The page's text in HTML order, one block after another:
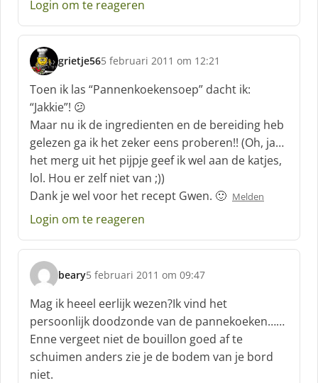
f
:
Login om te reageren
grietje56
s
c
h
r
e
e
f
:
5 februari 2011 om 12:21
Toen ik las “Pannenkoekensoep” dacht ik:
“Jakkie”! 😕
Maar nu ik de ingredienten en de bereiding heb
gelezen ga ik het zeker eens proberen!! (Oh, ja…
het merg uit het pijpje geef ik wel aan de katjes,
lol. Hou er zelf niet van ;))
Dank je wel voor het recept Gwen. 🙂 Melden
Login om te reageren
beary
s
c
h
r
e
e
f
5 februari 2011 om 09:47
Mag ik heeel eerlijk wezen?Ik vind het
persoonlijk doodzonde van de pannekoeken……
Enne vergeet niet de bouillon goed af te
schuimen anders zie je de bodem van je bord
niet.